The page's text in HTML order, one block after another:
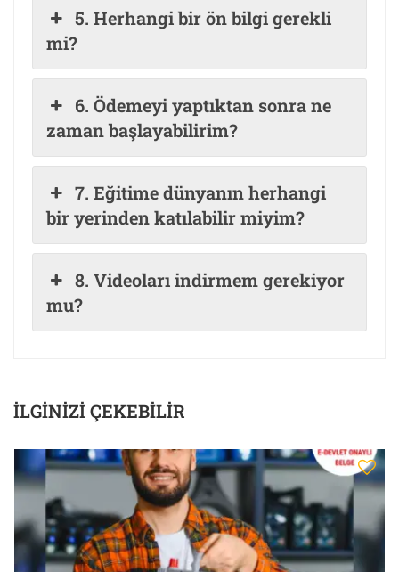
5. Herhangi bir ön bilgi gerekli
mi?
6. Ödemeyi yaptıktan sonra ne
zaman başlayabilirim?
7. Eğitime dünyanın herhangi
bir yerinden katılabilir miyim?
8. Videoları indirmem gerekiyor
mu?
İLGINIZI ÇEKEBILIR